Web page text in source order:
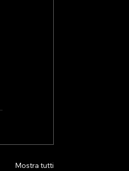
Mostra tutti